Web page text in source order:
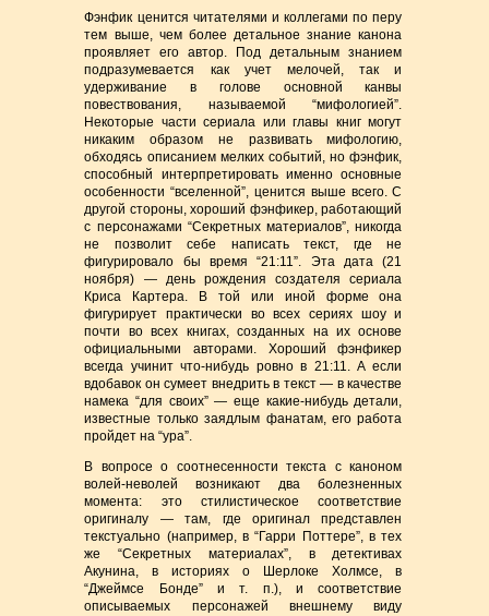
Фэнфик ценится читателями и коллегами по перу
тем выше, чем более детальное знание канона
проявляет его автор. Под детальным знанием
подразумевается как учет мелочей, так и
удерживание в голове основной канвы
повествования, называемой “мифологией”.
Некоторые части сериала или главы книг могут
никаким образом не развивать мифологию,
обходясь описанием мелких событий, но фэнфик,
способный интерпретировать именно основные
особенности “вселенной”, ценится выше всего. С
другой стороны, хороший фэнфикер, работающий
с персонажами “Секретных материалов”, никогда
не позволит себе написать текст, где не
фигурировало бы время “21:11”. Эта дата (21
ноября) — день рождения создателя сериала
Криса Картера. В той или иной форме она
фигурирует практически во всех сериях шоу и
почти во всех книгах, созданных на их основе
официальными авторами. Хороший фэнфикер
всегда учинит что-нибудь ровно в 21:11. А если
вдобавок он сумеет внедрить в текст — в качестве
намека “для своих” — еще какие-нибудь детали,
известные только заядлым фанатам, его работа
пройдет на “ура”.
В вопросе о соотнесенности текста с каноном
волей-неволей возникают два болезненных
момента: это стилистическое соответствие
оригиналу — там, где оригинал представлен
текстуально (например, в “Гарри Поттере”, в тех
же “Секретных материалах”, в детективах
Акунина, в историях о Шерлоке Холмсе, в
“Джеймсе Бонде” и т. п.), и соответствие
описываемых персонажей внешнему виду